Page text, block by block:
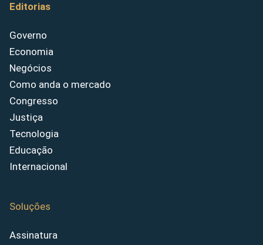
Editorias
Governo
Economia
Negócios
Como anda o mercado
Congresso
Justiça
Tecnologia
Educação
Internacional
Soluções
Assinatura